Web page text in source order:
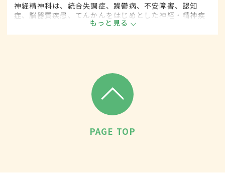
神経精神科は、統合失調症、躁鬱病、不安障害、認知
症、脳器質疾患、てんかんをはじめとした神経・精神疾
患を専門的に取り扱います。
もっと見る
PAGE TOP